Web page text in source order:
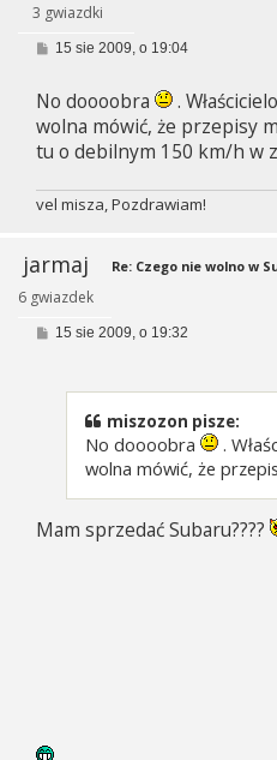
3 gwiazdki
P
t
15 sie 2009, o 19:04
No doooobra
.
wolna mówić, że przepisy
tu o debilnym 150 km/h w
vel misza, Pozdrawiam!
jarmaj
6 gwiazdek
Re: Czego nie wolno w
P15 sie 2009, o 19:32
miszozon pisze:
No doooobra
.
wolna mówić, że
Mam sprzedać Subaru????